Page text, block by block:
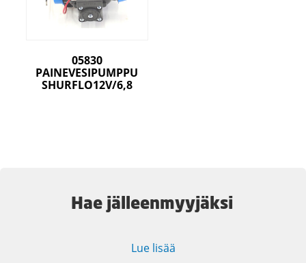
05830
PAINEVESIPUMPPU
SHURFLO12V/6,8
Hae jälleenmyyjäksi
Lue lisää